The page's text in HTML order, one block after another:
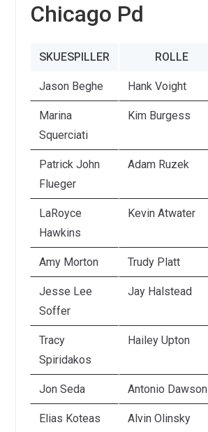
Chicago Pd
SKUESPILLER ROLLE
Jason Beghe Hank Voight
Marina
Squerciati
Kim Burgess
Patrick John
Flueger
Adam Ruzek
LaRoyce
Hawkins
Kevin Atwater
Amy Morton Trudy Platt
Jesse Lee
Soffer
Jay Halstead
Tracy
Spiridakos
Hailey Upton
Jon Seda Antonio Dawson
Elias Koteas Alvin Olinsky